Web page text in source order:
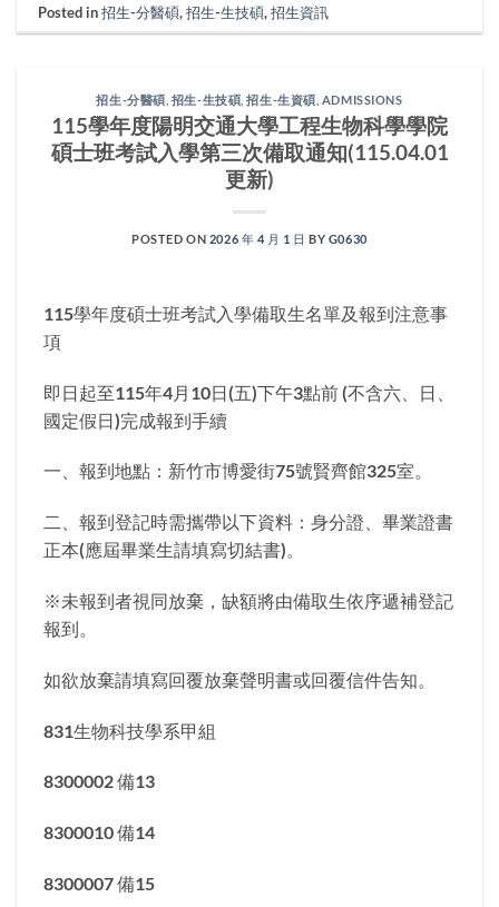
Posted in招生-分醫碩,招生-生技碩,招生資訊
招生-分醫碩 招生-生技碩 ,招生-生資碩 ADMISSIONS
115學年度陽明交通大學工程生物科學學院
碩士班考試入學第三次備取通知(115.04.01
更新)
POSTED ON 2026 年 4 月 1 日 BY G0630
115學年度碩士班考試入學備取生名單及報到注意事
項
即日起至115年4月10日(五)下午3點前 (不含六、日、
國定假日)完成報到手續
一、報到地點：新竹市博愛街75號賢齊館325室。
二、報到登記時需攜帶以下資料：身分證、畢業證書
正本(應屆畢業生請填寫切結書)。
※未報到者視同放棄，缺額將由備取生依序遞補登記
報到。
如欲放棄請填寫回覆放棄聲明書或回覆信件告知。
831生物科技學系甲組
8300002 備13
8300010 備14
8300007 備15